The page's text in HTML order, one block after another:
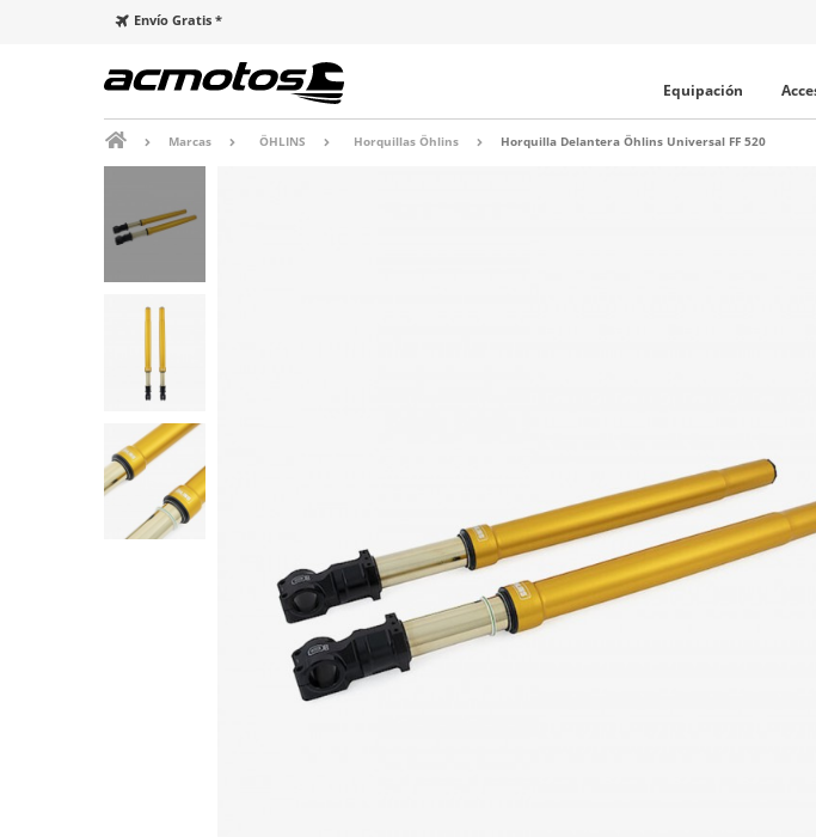
Envío Gratis *
Equipación
Marcas ÖHLINS Horquillas Öhlins Horquilla Delantera Öhlins Universal FF 520